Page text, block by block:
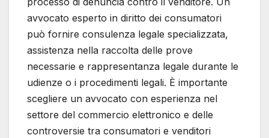
avvocato esperto in diritto dei consumatori
può fornire consulenza legale specializzata,
assistenza nella raccolta delle prove
necessarie e rappresentanza legale durante le
udienze o i procedimenti legali. È importante
scegliere un avvocato con esperienza nel
settore del commercio elettronico e delle
controversie tra consumatori e venditori